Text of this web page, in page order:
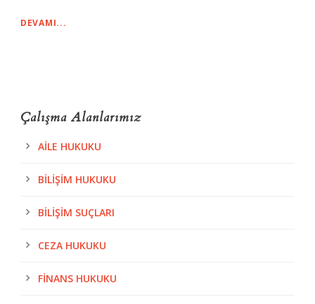
DEVAMI...
Çalışma Alanlarımız
AILE HUKUKU
BILIŞIM HUKUKU
BILIŞIM SUÇLARI
CEZA HUKUKU
FINANS HUKUKU